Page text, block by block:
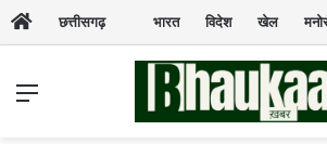
छत्तीसगढ़ भारत विदेश खेल
Menu